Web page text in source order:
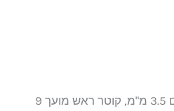
* מידות המוצר: קוטר חורים 3.5 מ"מ, קוטר ראש מועך 9